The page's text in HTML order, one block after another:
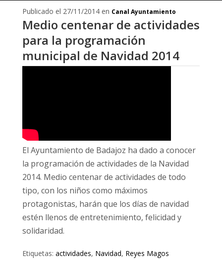
Publicado el 27/11/2014 en Canal Ayuntamiento
Medio centenar de actividades
para la programación
municipal de Navidad 2014
El Ayuntamiento de Badajoz ha dado a conocer
la programación de actividades de la Navidad
2014. Medio centenar de actividades de todo
tipo, con los niños como máximos
protagonistas, harán que los días de navidad
estén llenos de entretenimiento, felicidad y
solidaridad.
Etiquetas: actividades, Navidad, Reyes Magos